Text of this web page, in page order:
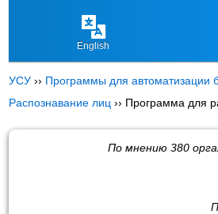
English
УСУ ›› Программы для автоматизации
Распознавание лиц ›› Программа для
По мнению 380